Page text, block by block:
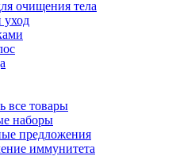
очищения тела
все товары
наборы
предложения
иммунитета